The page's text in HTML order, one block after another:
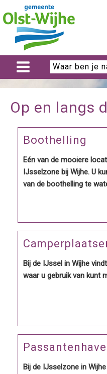
Op en langs
Boothelling
Eén van de mooiere
IJsselzone bij Wijhe. U
van de boothelling te
Bij de IJssel in Wijhe
waar u gebruik van kunt
Bij de IJsselzone in